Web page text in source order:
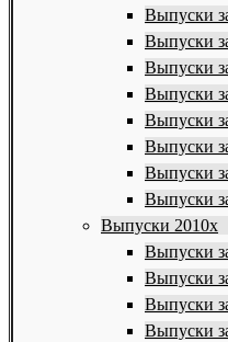
Выпуски
Выпуски
Выпуски
Выпуски
Выпуски
Выпуски
Выпуски
Выпуски
Выпуски 2010х
Выпуски
Выпуски
Выпуски
Выпуски